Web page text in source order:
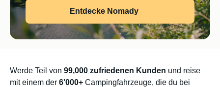
Entdecke Nomady
Werde Teil von 99,000 zufriedenen Kunden und reise
mit einem der 6'000+ Campingfahrzeuge, die du bei